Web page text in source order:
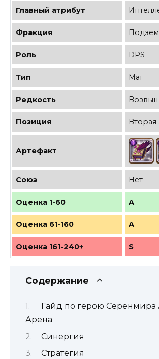
Главный атрибут
Фракция
Роль DPS
Тип Маг
Редкость
Позиция Вторая
Артефакт
Союз Нет
Оценка 1-60 A
Оценка 61-160 A
Оценка 161-240+ S
Содержание
Гайд по герою
Арена
Синергия
Стратегия